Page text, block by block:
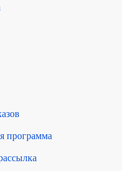
программа